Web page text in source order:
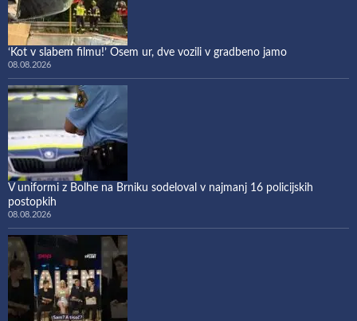
‘Kot v slabem filmu!’ Osem ur, dve vozili v gradbeno jamo
08.08.2026
V uniformi z Bolhe na Brniku sodeloval v najmanj 16 policijskih
postopkih
08.08.2026